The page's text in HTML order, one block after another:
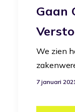
Gaan
We zien
7 januari 2021